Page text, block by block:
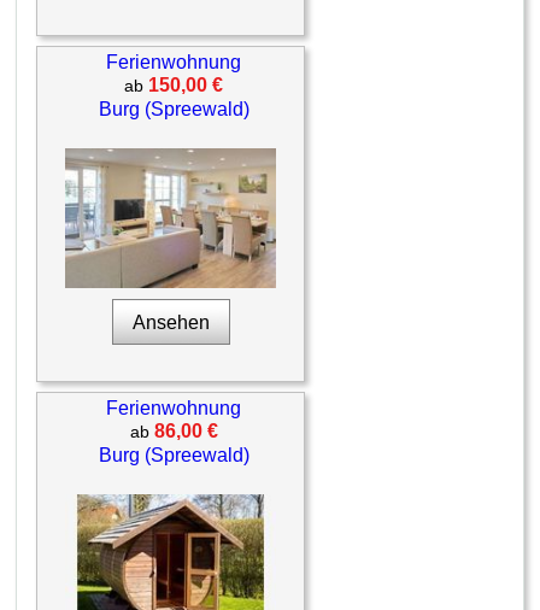
Ferienwohnung
ab 150,00 €
Burg (Spreewald)
Ansehen
Ferienwohnung
ab 86,00 €
Burg (Spreewald)